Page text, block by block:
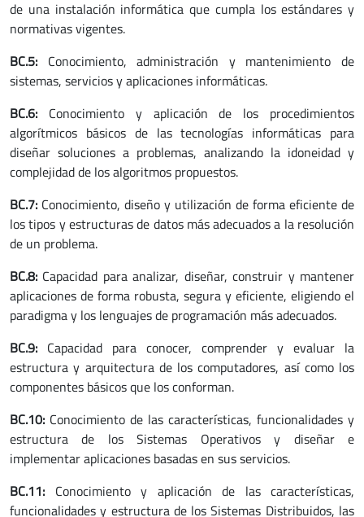
de una instalación informática que cumpla los estándares y
normativas vigentes.
BC.5: Conocimiento, administración y mantenimiento de
sistemas, servicios y aplicaciones informáticas.
BC.6: Conocimiento y aplicación de los procedimientos
algorítmicos básicos de las tecnologías informáticas para
diseñar soluciones a problemas, analizando la idoneidad y
complejidad de los algoritmos propuestos.
BC.7: Conocimiento, diseño y utilización de forma eficiente de
los tipos y estructuras de datos más adecuados a la resolución
de un problema.
BC.8: Capacidad para analizar, diseñar, construir y mantener
aplicaciones de forma robusta, segura y eficiente, eligiendo el
paradigma y los lenguajes de programación más adecuados.
BC.9: Capacidad para conocer, comprender y evaluar la
estructura y arquitectura de los computadores, así como los
componentes básicos que los conforman.
BC.10: Conocimiento de las características, funcionalidades y
estructura de los Sistemas Operativos y diseñar e
implementar aplicaciones basadas en sus servicios.
BC.11: Conocimiento y aplicación de las características,
funcionalidades y estructura de los Sistemas Distribuidos, las